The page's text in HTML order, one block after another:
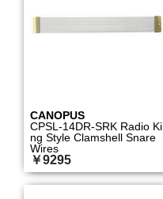
CANOPUS
CPSL-14DR-SRK Radio Ki
ng Style Clamshell Snare
Wires
￥9295